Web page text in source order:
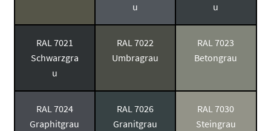
u
u
RAL 7021
Schwarzgra
u
RAL 7022
Umbragrau
RAL 7023
Betongrau
RAL 7024
Graphitgrau
RAL 7026
Granitgrau
RAL 7030
Steingrau